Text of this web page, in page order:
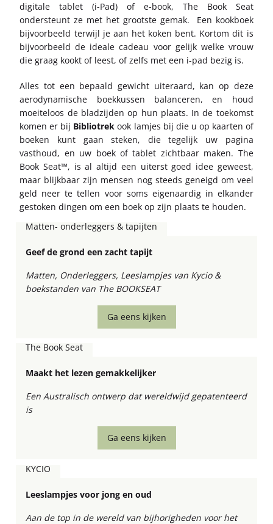
digitale tablet (i-Pad) of e-book, The Book Seat
ondersteunt ze met het grootste gemak. Een kookboek
bijvoorbeeld terwijl je aan het koken bent. Kortom dit is
bijvoorbeeld de ideale cadeau voor gelijk welke vrouw
die graag kookt of leest, of zelfs met een i-pad bezig is.
Alles tot een bepaald gewicht uiteraard, kan op deze
aerodynamische boekkussen balanceren, en houd
moeiteloos de bladzijden op hun plaats. In de toekomst
komen er bij Bibliotrek ook lamjes bij die u op kaarten of
boeken kunt gaan steken, die tegelijk uw pagina
vasthoud, en uw boek of tablet zichtbaar maken. The
Book Seat™, is al altijd een uiterst goed idee geweest,
maar blijkbaar zijn mensen nog steeds geneigd om veel
geld neer te tellen voor soms eigenaardig in elkander
gestoken dingen om een boek op zijn plaats te houden.
Matten- onderleggers & tapijten
Geef de grond een zacht tapijt
Matten, Onderleggers, Leeslampjes van Kycio &
boekstanden van The BOOKSEAT
Ga eens kijken
The Book Seat
Maakt het lezen gemakkelijker
Een Australisch ontwerp dat wereldwijd gepatenteerd
is
Ga eens kijken
KYCIO
Leeslampjes voor jong en oud
Aan de top in de wereld van bijhorigheden voor het